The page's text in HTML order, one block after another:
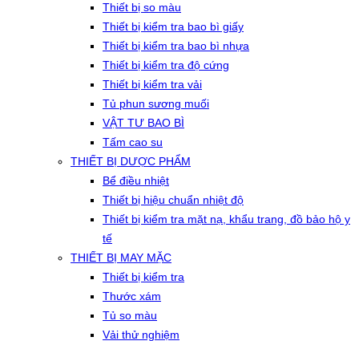
Thiết bị so màu
Thiết bị kiểm tra bao bì giấy
Thiết bị kiểm tra bao bì nhựa
Thiết bị kiểm tra độ cứng
Thiết bị kiểm tra vải
Tủ phun sương muối
VẬT TƯ BAO BÌ
Tấm cao su
THIẾT BỊ DƯỢC PHẨM
Bể điều nhiệt
Thiết bị hiệu chuẩn nhiệt độ
Thiết bị kiểm tra mặt nạ, khẩu trang, đồ bảo hộ y
tế
THIẾT BỊ MAY MẶC
Thiết bị kiểm tra
Thước xám
Tủ so màu
Vải thử nghiệm